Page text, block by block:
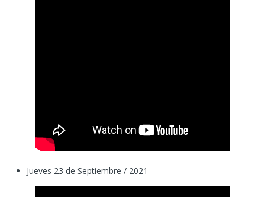
Jueves 23 de Septiembre / 2021